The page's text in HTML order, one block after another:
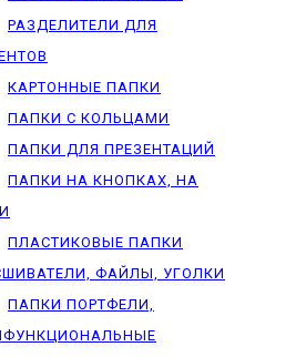
РАЗДЕЛИТЕЛИ ДЛЯ
КАРТОННЫЕ ПАПКИ
ПАПКИ С КОЛЬЦАМИ
ПАПКИ ДЛЯ ПРЕЗЕНТАЦИЙ
ПАПКИ НА КНОПКАХ, НА
ПЛАСТИКОВЫЕ ПАПКИ
ФАЙЛЫ, УГОЛКИ
ПАПКИ ПОРТФЕЛИ,